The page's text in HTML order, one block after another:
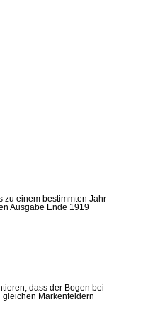
zu einem bestimmten Jahr
Ausgabe Ende 1919
dass der Bogen bei
Markenfeldern